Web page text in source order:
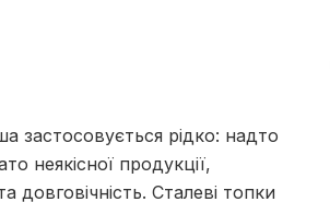
застосовується рідко: надто
неякісної продукції,
довговічність. Сталеві топки